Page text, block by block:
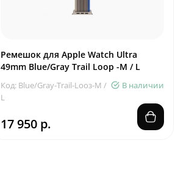
Ремешок для Apple Watch Ultra
49mm Blue/Gray Trail Loop -M / L
Код: Blue/Gray-Trail-Looз-M /
L
В наличии
17 950 р.